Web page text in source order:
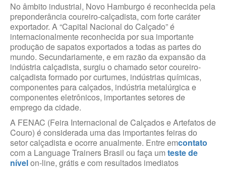
No âmbito industrial, Novo Hamburgo é reconhecida pela
preponderância coureiro-calçadista, com forte caráter
exportador. A “Capital Nacional do Calçado” é
internacionalmente reconhecida por sua importante
produção de sapatos exportados a todas as partes do
mundo. Secundariamente, e em razão da expansão da
indústria calçadista, surgiu o chamado setor coureiro-
calçadista formado por curtumes, indústrias químicas,
componentes para calçados, indústria metalúrgica e
componentes eletrônicos, importantes setores de
emprego da cidade.
A FENAC (Feira Internacional de Calçados e Artefatos de
Couro) é considerada uma das importantes feiras do
setor calçadista e ocorre anualmente. Entre emcontato
com a Language Trainers Brasil ou faça um teste de
nívelon-line, grátis e com resultados imediatos